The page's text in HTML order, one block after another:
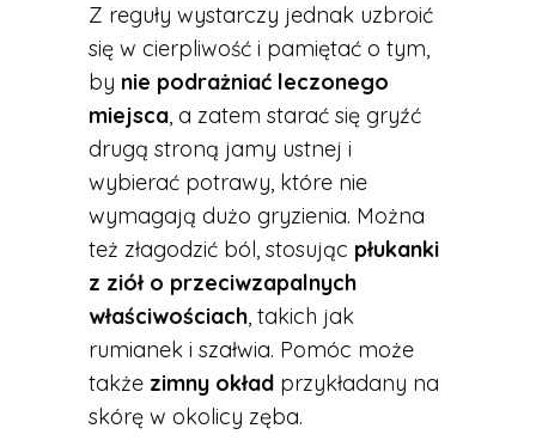
Z reguły wystarczy jednak uzbroić
się w cierpliwość i pamiętać o tym,
by nie podrażniać leczonego
miejsca, a zatem starać się gryźć
drugą stroną jamy ustnej i
wybierać potrawy, które nie
wymagają dużo gryzienia. Można
też złagodzić ból, stosując płukanki
z ziół o przeciwzapalnych
właściwościach, takich jak
rumianek i szałwia. Pomóc może
także zimny okład przykładany na
skórę w okolicy zęba.